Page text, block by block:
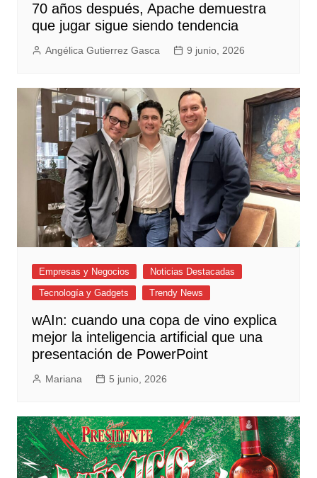
70 años después, Apache demuestra
que jugar sigue siendo tendencia
Angélica Gutierrez Gasca 9 junio, 2026
Empresas y Negocios
Noticias Destacadas
Tecnología y Gadgets
Trendy News
wAIn: cuando una copa de vino explica
mejor la inteligencia artificial que una
presentación de PowerPoint
Mariana 5 junio, 2026